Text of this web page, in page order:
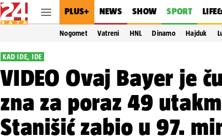
PLUS+ NEWS SHOW SPORT
Nogomet Vatreni HNL Dinamo Hajduk
KAD IDE, IDE
VIDEO Ovaj Bayer je
zna za poraz 49
Stanišić zabio u 97.